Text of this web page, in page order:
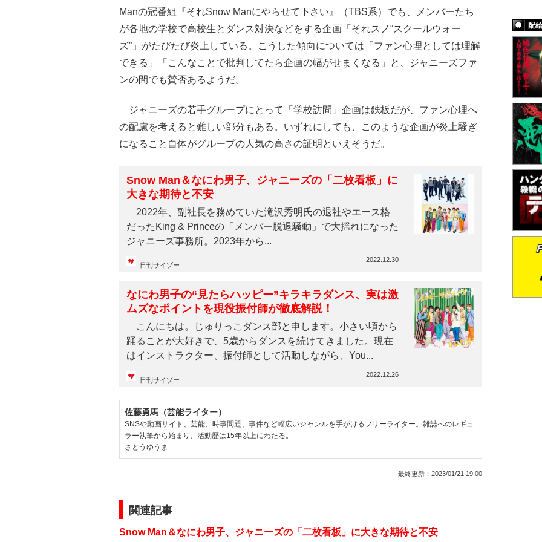
Manの冠番組『それSnow Manにやらせて下さい』（TBS系）でも、メンバーたち
が各地の学校で高校生とダンス対決などをする企画「それスノ“スクールウォー
ズ”」がたびたび炎上している。こうした傾向については「ファン心理としては理解
できる」「こんなことで批判してたら企画の幅がせまくなる」と、ジャニーズファ
ンの間でも賛否あるようだ。
ジャニーズの若手グループにとって「学校訪問」企画は鉄板だが、ファン心理へ
の配慮を考えると難しい部分もある。いずれにしても、このような企画が炎上騒ぎ
になること自体がグループの人気の高さの証明といえそうだ。
Snow Man＆なにわ男子、ジャニーズの「二枚看板」に
大きな期待と不安
2022年、副社長を務めていた滝沢秀明氏の退社やエース格
だったKing & Princeの「メンバー脱退騒動」で大揺れになった
ジャニーズ事務所。2023年から...
日刊サイゾー
2022.12.30
なにわ男子の“見たらハッピー”キラキラダンス、実は激
ムズなポイントを現役振付師が徹底解説！
こんにちは。じゅりっこダンス部と申します。小さい頃から
踊ることが大好きで、5歳からダンスを続けてきました。現在
はインストラクター、振付師として活動しながら、You...
日刊サイゾー
2022.12.26
佐藤勇馬（芸能ライター）
SNSや動画サイト、芸能、時事問題、事件など幅広いジャンルを手がけるフリーライター。雑誌へのレギュ
ラー執筆から始まり、活動歴は15年以上にわたる。
さとうゆうま
最終更新： 2023/01/21 19:00
関連記事
Snow Man＆なにわ男子、ジャニーズの「二枚看板」に大きな期待と不安
配